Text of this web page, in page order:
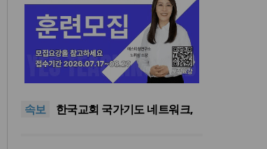
속보
한기연 “전쟁을 부르는 정책을
중단하라”
정신건강 치료 인프라 부족…
중증 입원·재활 확충 과제
선교의 현장
한국교회 국가기도 네트워크,